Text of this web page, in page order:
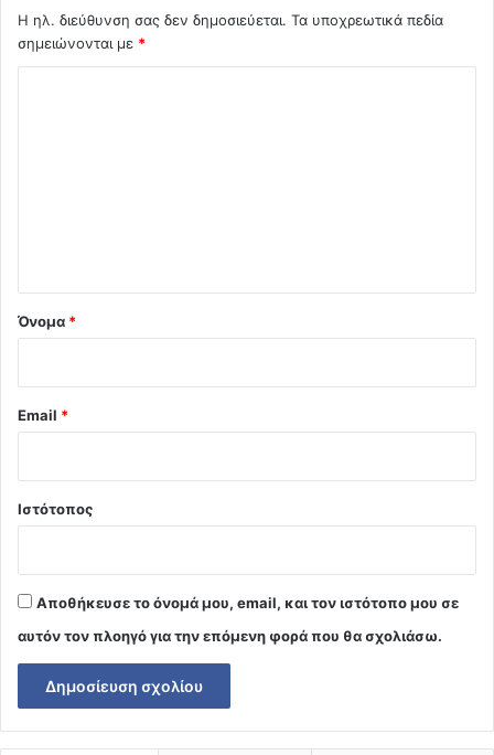
Η ηλ. διεύθυνση σας δεν δημοσιεύεται. Τα υποχρεωτικά πεδία
σημειώνονται με *
Όνομα *
Email *
Ιστότοπος
Αποθήκευσε το όνομά μου, email, και τον ιστότοπο μου σε
αυτόν τον πλοηγό για την επόμενη φορά που θα σχολιάσω.